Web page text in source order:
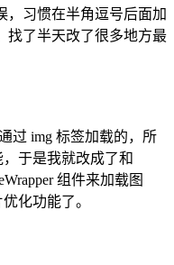
，习惯在半角逗号后面加
找了半天改了很多地方最
过 img 标签加载的，所
于是我就改成了和
组件来加载图
化功能了。